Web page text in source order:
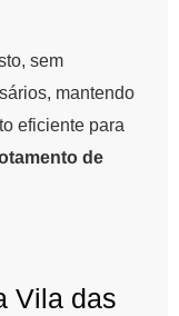
sem
mantendo
eficiente para
de
Vila das